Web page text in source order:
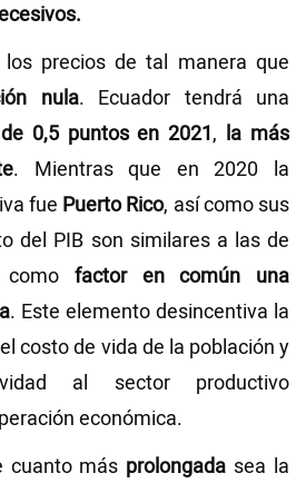
precios de tal manera que
nula. Ecuador tendrá una
0,5 puntos en 2021, la más
. Mientras que en 2020 la
fue Puerto Rico, así como sus
del PIB son similares a las de
como factor en común una
. Este elemento desincentiva la
costo de vida de la población y
al sector productivo
económica.
cuanto más prolongada sea la